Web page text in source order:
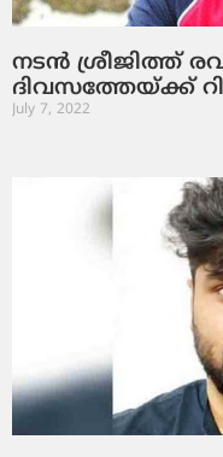
നടന്‍ ശ്രീജിത്ത്
ദിവസത്തേയ്ക്ക്
July 7, 2022